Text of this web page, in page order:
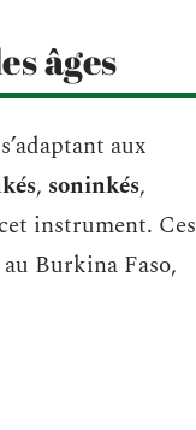
âges
aux
, soninkés,
instrument. Ces
Burkina Faso,